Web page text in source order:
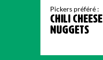
Pickers préféré :
CHILI CHEESE
NUGGETS